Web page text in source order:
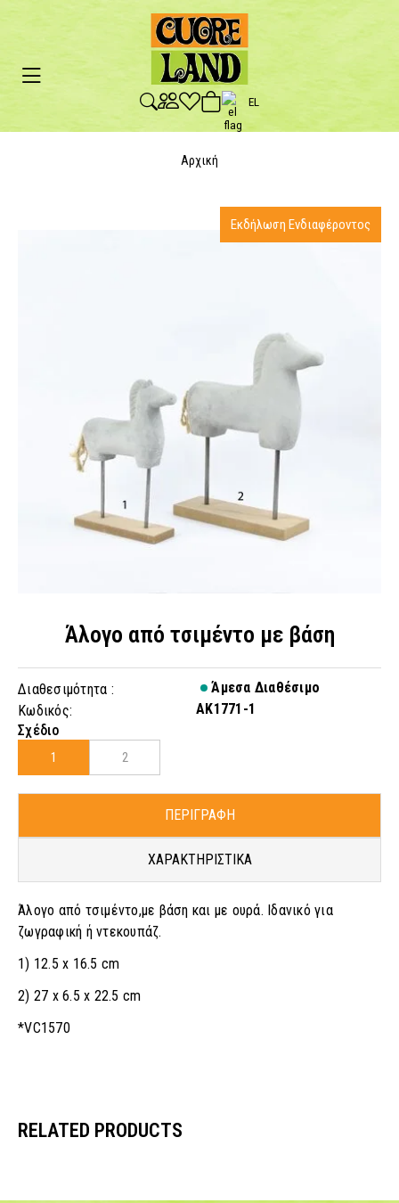
EL
Αρχική
Άλογο από τσιμέντο με βάση
Διαθεσιμότητα :
Άμεσα Διαθέσιμο
Κωδικός:
AK1771-1
Σχέδιο
1 2
ΠΕΡΙΓΡΑΦΗ
ΧΑΡΑΚΤΗΡΙΣΤΙΚΑ
Άλογο από τσιμέντο,με βάση και με ουρά. Ιδανικό για
ζωγραφική ή ντεκουπάζ.
1) 12.5 x 16.5 cm
2) 27 x 6.5 x 22.5 cm
*VC1570
Εκδήλωση Ενδιαφέροντος
RELATED PRODUCTS